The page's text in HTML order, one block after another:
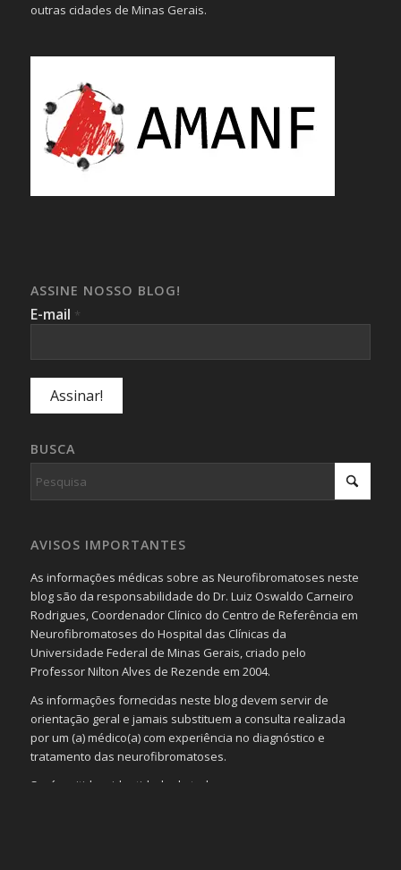
outras cidades de Minas Gerais.
ASSINE NOSSO BLOG!
E-mail *
BUSCA
AVISOS IMPORTANTES
As informações médicas sobre as Neurofibromatoses neste
blog são da responsabilidade do Dr. Luiz Oswaldo Carneiro
Rodrigues, Coordenador Clínico do Centro de Referência em
Neurofibromatoses do Hospital das Clínicas da
Universidade Federal de Minas Gerais, criado pelo
Professor Nilton Alves de Rezende em 2004.
As informações fornecidas neste blog devem servir de
orientação geral e jamais substituem a consulta realizada
por um (a) médico(a) com experiência no diagnóstico e
tratamento das neurofibromatoses.
Será omitida a identidade de todas as pessoas que